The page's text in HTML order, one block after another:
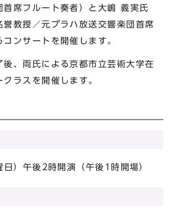
首席フルート奏者）と大嶋 義実氏
誉教授／元プラハ放送交響楽団首席
ンサートを開催します。
後、両氏による京都市立芸術大学在
ラスを開催します。
）午後2時開演（午後1時開場）